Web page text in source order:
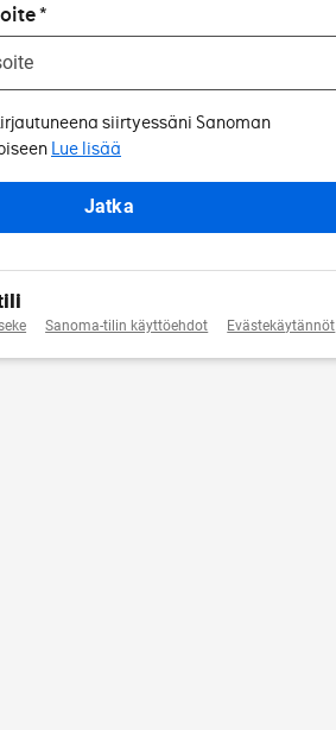
siirtyessäni Sanoman
Lue lisää
Jatka
Sanoma-tilin käyttöehdot Evästekäytännöt